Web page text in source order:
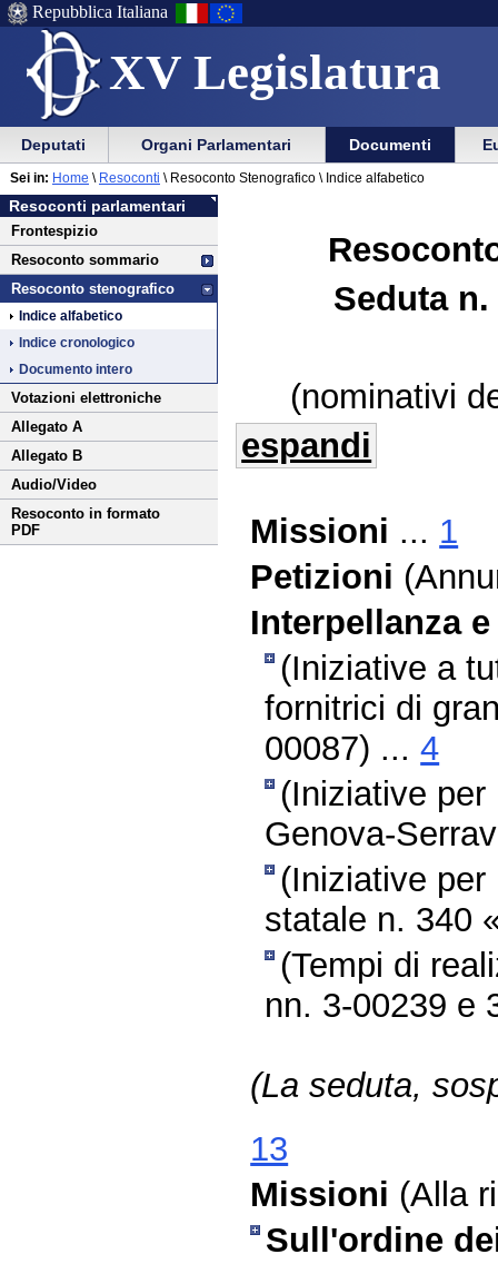
XV Legislatura
Menu
di
ausilio
alla
navigazione
Vai
Menu
di
navigazione
principale
Repubblica Italiana
Menu
di
navigazione
principale
Vai
menu
di
sezione
Deputati Organi Parlamentari Documenti
Vai
al
contenuto
Resoconti parlamentari
Frontespizio
Resoconto sommario
Resoconto stenografico
Indice alfabetico
Indice cronologico
Documento intero
Votazioni elettroniche
Allegato A
Allegato B
Audio/Video
Resoconto in formato
PDF
Sei in: Home \ Resoconti \ Resoconto Stenografico \ Indice alfabetico
Seduta
(nominativi
espandi
Missioni ... 1
Petizioni
Interpellanza
(Iniziative a
fornitrici di
00087) ...4
(Iniziative
Genova-
(Iniziative
statale n. 340
(Tempi di
nn. 3-00239 e
(La seduta,
13
Missioni (Alla
Sull'ordine